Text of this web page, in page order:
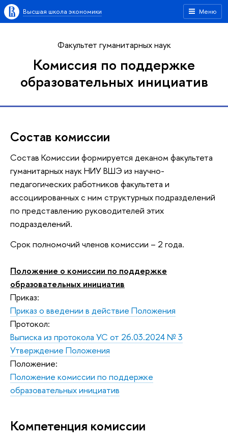
Меню
Высшая школа экономики
Факультет гуманитарных наук
Комиссия по поддержке
образовательных инициатив
Состав комиссии
Состав Комиссии формируется деканом факультета
гуманитарных наук НИУ ВШЭ из научно-
педагогических работников факультета и
ассоциированных с ним структурных подразделений
по представлению руководителей этих
подразделений.
Срок полномочий членов комиссии – 2 года.
Положение о комиссии по поддержке
образовательных инициатив
Приказ:
Приказ о введении в действие Положения
Протокол:
Выписка из протокола УС от 26.03.2024 № 3
Утверждение Положения
Положение:
Положение комиссии по поддержке
образовательных инициатив
Компетенция комиссии